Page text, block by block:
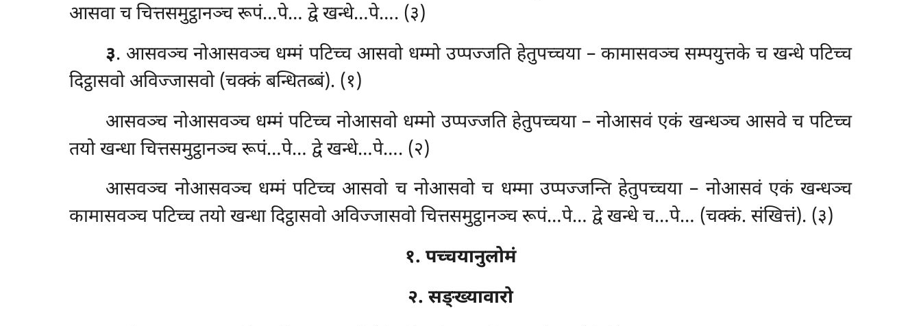
आसवा च चित्तसमुट्ठानञ्च रूपं…पे… द्वे खन्धे…पे…. (३)
३. आसवञ्च नोआसवञ्च धम्मं पटिच्च आसवो धम्मो उप्पज्जति हेतुपच्चया – कामासवञ्च सम्पयुत्तके च खन्धे पटिच्च
दिट्ठासवो अविज्जासवो (चक्कं बन्धितब्बं). (१)
आसवञ्च नोआसवञ्च धम्मं पटिच्च नोआसवो धम्मो उप्पज्जति हेतुपच्चया – नोआसवं एकं खन्धञ्च आसवे च पटिच्च
तयो खन्धा चित्तसमुट्ठानञ्च रूपं…पे… द्वे खन्धे…पे…. (२)
आसवञ्च नोआसवञ्च धम्मं पटिच्च आसवो च नोआसवो च धम्मा उप्पज्जन्ति हेतुपच्चया – नोआसवं एकं खन्धञ्च
कामासवञ्च पटिच्च तयो खन्धा दिट्ठासवो अविज्जासवो चित्तसमुट्ठानञ्च रूपं…पे… द्वे खन्धे च…पे… (चक्कं. संखित्तं). (३)
१. पच्चयानुलोमं
२. सङ्ख्यावारो